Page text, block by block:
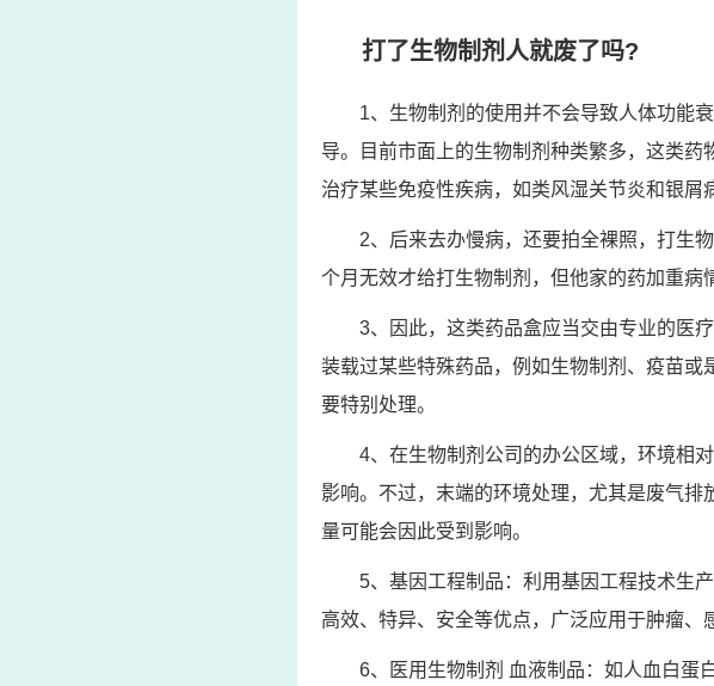
打了生物制剂人就废了吗?
1、生物制剂的使用并不会导致人体功能
导。目前市面上的生物制剂种类繁多，这类
治疗某些免疫性疾病，如类风湿关节炎和银屑
2、后来去办慢病，还要拍全裸照，打生
个月无效才给打生物制剂，但他家的药加重病
3、因此，这类药品盒应当交由专业的医
装载过某些特殊药品，例如生物制剂、疫苗
要特别处理。
4、在生物制剂公司的办公区域，环境相
影响。不过，末端的环境处理，尤其是废气
量可能会因此受到影响。
5、基因工程制品：利用基因工程技术生
高效、特异、安全等优点，广泛应用于肿瘤、
6、医用生物制剂 血液制品：如人血白蛋